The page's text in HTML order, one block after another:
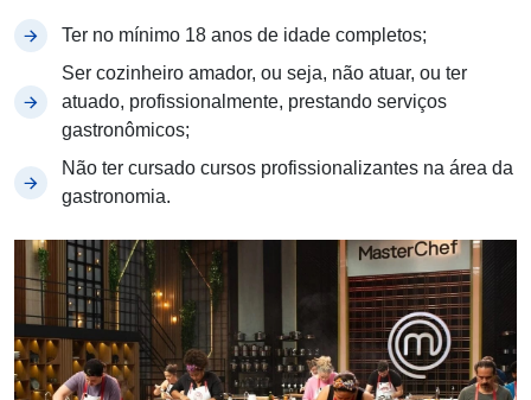
Ter no mínimo 18 anos de idade completos;
Ser cozinheiro amador, ou seja, não atuar, ou ter
atuado, profissionalmente, prestando serviços
gastronômicos;
Não ter cursado cursos profissionalizantes na área da
gastronomia.